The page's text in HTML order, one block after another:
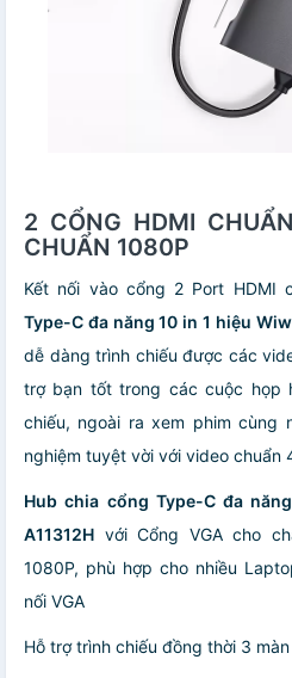
2 CỔNG HDMI
CHUẨN 1080P
Kết nối vào cổng 2 Port HDMI
Type-C đa năng 10 in 1 hiệu
dễ dàng trình chiếu được các
trợ bạn tốt trong các cuộc họp
chiếu, ngoài ra xem phim cùng
nghiệm tuyệt vời với video chuẩn
Hub chia cổng Type-C đa
A11312H với Cổng VGA cho
1080P, phù hợp cho nhiều
nối VGA
Hỗ trợ trình chiếu đồng thời 3